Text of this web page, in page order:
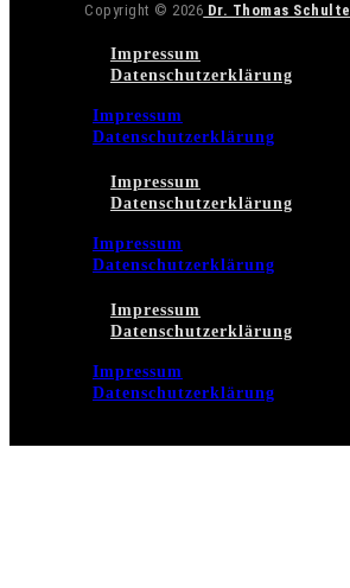
Copyright © 2026 Dr. Thomas Schulte
Impressum
Datenschutzerklärung
Impressum
Datenschutzerklärung
Impressum
Datenschutzerklärung
Impressum
Datenschutzerklärung
Impressum
Datenschutzerklärung
Impressum
Datenschutzerklärung